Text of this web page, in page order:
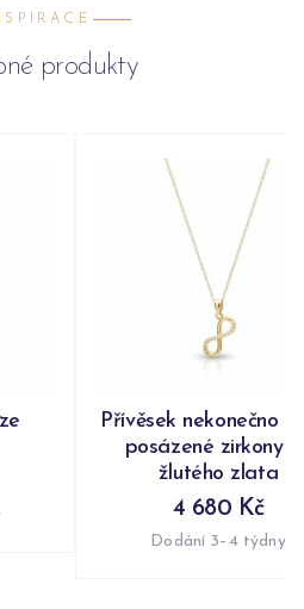
produkty
Přívěsek nekonečno
posázené zirkony
žlutého zlata
4 680 Kč
Dodání 3–4 týdny